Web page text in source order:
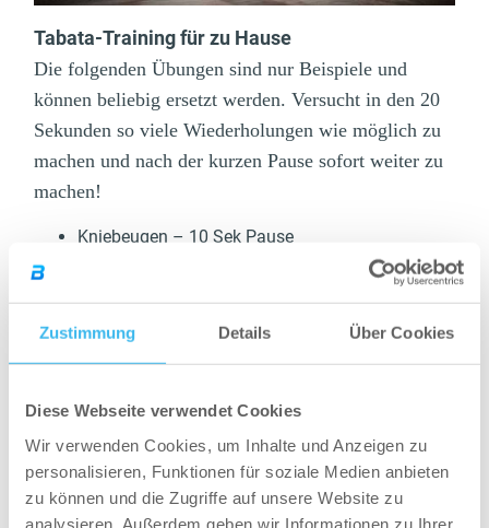
Zustimmung Details Über Cookies
Diese Webseite verwendet Cookies
Wir verwenden Cookies, um Inhalte und Anzeigen zu
personalisieren, Funktionen für soziale Medien anbieten
zu können und die Zugriffe auf unsere Website zu
analysieren. Außerdem geben wir Informationen zu Ihrer
Tabata-Training für zu Hause
Die folgenden Übungen sind nur Beispiele und
können beliebig ersetzt werden. Versucht in den 20
Sekunden so viele Wiederholungen wie möglich zu
machen und nach der kurzen Pause sofort weiter zu
machen!
Kniebeugen – 10 Sek Pause
Hat man diesen Durchgang absolviert, ist man
Hälfte. Also gleich wieder von vorne beginnen
und die 4 Minuten durchziehen.
Tabata mit Kettlebells (4 Übungen)